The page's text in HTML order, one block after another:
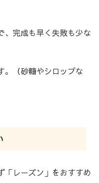
、完成も早く失敗も少な
。（砂糖やシロップな
「レーズン」をおすすめ